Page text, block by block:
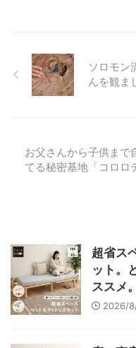
ソロモン
んを観ま
お父さんから子供まで
てる秘密基地「コロロ
超省ス
ット。
ススメ。
2026/